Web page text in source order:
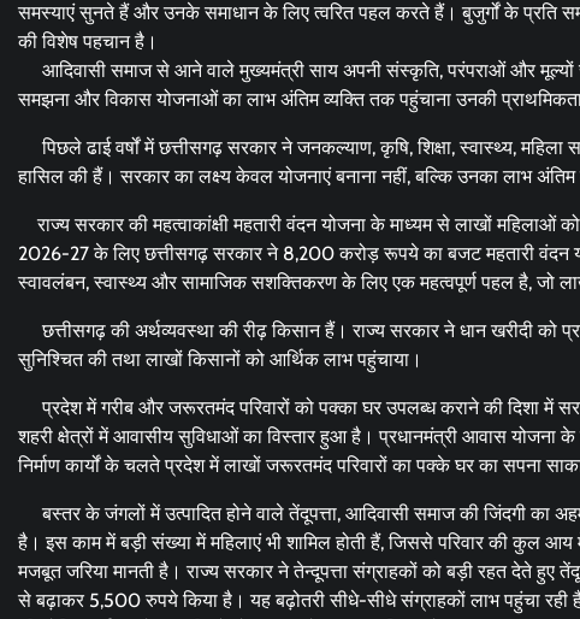
समस्याएं सुनते हैं और उनके समाधान के लिए त्वरित पहल करते हैं। बुजुर्गों के प्रति
की विशेष पहचान है।
आदिवासी समाज से आने वाले मुख्यमंत्री साय अपनी संस्कृति, परंपराओं और मूल्यों
समझना और विकास योजनाओं का लाभ अंतिम व्यक्ति तक पहुंचाना उनकी
पिछले ढाई वर्षों में छत्तीसगढ़ सरकार ने जनकल्याण, कृषि, शिक्षा, स्वास्थ्य,
हासिल की हैं। सरकार का लक्ष्य केवल योजनाएं बनाना नहीं, बल्कि उनका लाभ अंतिम
राज्य सरकार की महत्वाकांक्षी महतारी वंदन योजना के माध्यम से लाखों महिलाओं
2026-27 के लिए छत्तीसगढ़ सरकार ने 8,200 करोड़ रूपये का बजट महतारी वंदन
स्वावलंबन, स्वास्थ्य और सामाजिक सशक्तिकरण के लिए एक महत्वपूर्ण पहल है, जो
छत्तीसगढ़ की अर्थव्यवस्था की रीढ़ किसान हैं। राज्य सरकार ने धान खरीदी को
सुनिश्चित की तथा लाखों किसानों को आर्थिक लाभ पहुंचाया।
प्रदेश में गरीब और जरूरतमंद परिवारों को पक्का घर उपलब्ध कराने की दिशा में
शहरी क्षेत्रों में आवासीय सुविधाओं का विस्तार हुआ है। प्रधानमंत्री आवास
निर्माण कार्यों के चलते प्रदेश में लाखों जरूरतमंद परिवारों का पक्के घर का सपना
बस्तर के जंगलों में उत्पादित होने वाले तेंदूपत्ता, आदिवासी समाज की जिंदगी का अहम
है। इस काम में बड़ी संख्या में महिलाएं भी शामिल होती हैं, जिससे परिवार की कुल
मजबूत जरिया मानती है। राज्य सरकार ने तेन्दूपत्ता संग्राहकों को बड़ी रहत देते हुए
से बढ़ाकर 5,500 रुपये किया है। यह बढ़ोतरी सीधे-सीधे संग्राहकों लाभ पहुंचा